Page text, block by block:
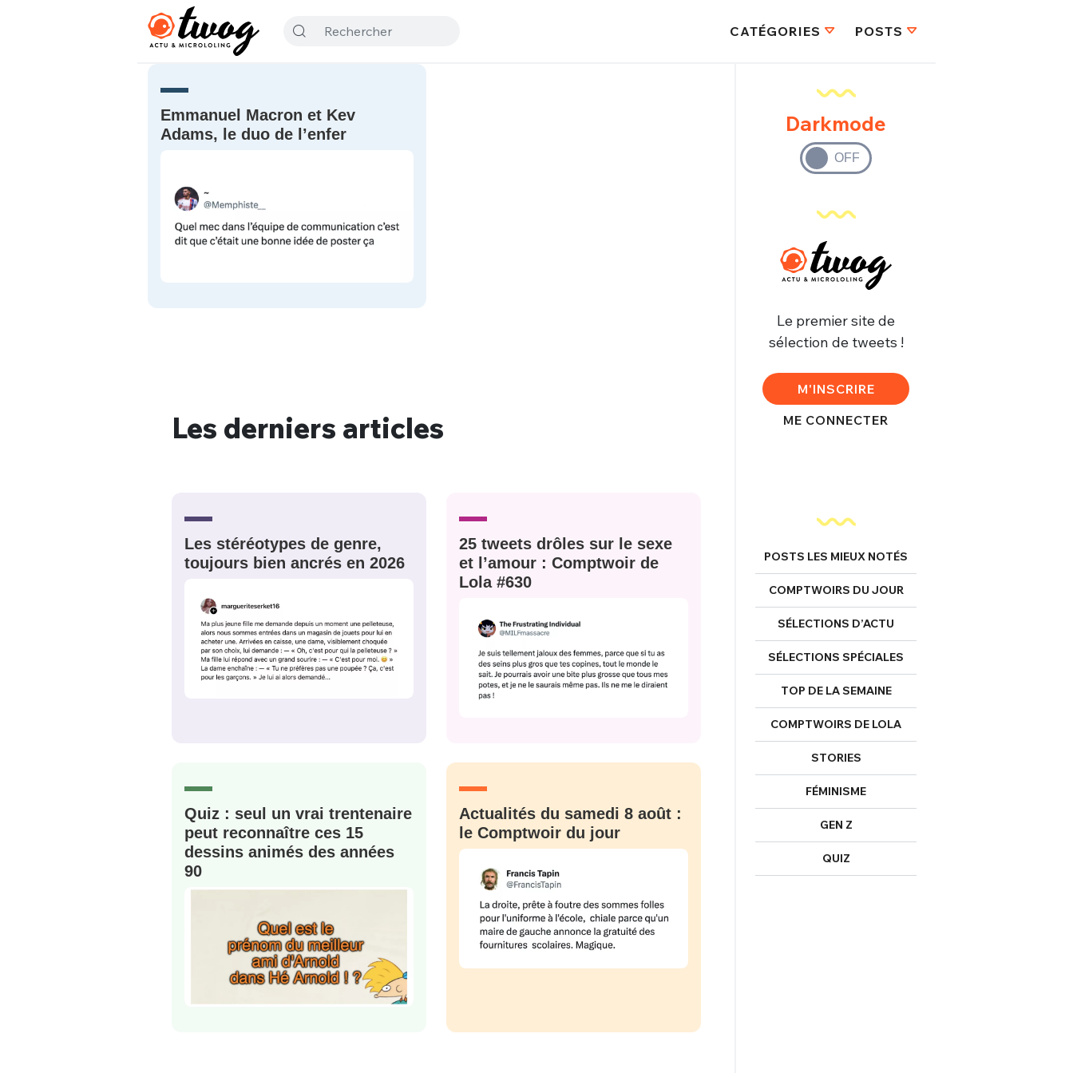
CATÉGORIES POSTS
Emmanuel Macron et Kev
Adams, le duo de l’enfer
Les derniers articles
Les stéréotypes de genre,
toujours bien ancrés en 2026
25 tweets drôles sur le sexe
et l’amour : Comptwoir de
Lola #630
Quiz : seul un vrai trentenaire
peut reconnaître ces 15
dessins animés des années
90
Actualités du samedi 8 août :
le Comptwoir du jour
Darkmode
Le premier site de
sélection de tweets !
M'INSCRIRE
ME CONNECTER
POSTS LES MIEUX NOTÉS
COMPTWOIRS DU JOUR
SÉLECTIONS D’ACTU
SÉLECTIONS SPÉCIALES
TOP DE LA SEMAINE
COMPTWOIRS DE LOLA
STORIES
FÉMINISME
GEN Z
QUIZ
FERMER
PSEUDO*
EMAIL
PASSWORD*
PSEUDO
Mot de passe perdu ?
FERMER
VOTRE PARTICIPATION
Que souhaitez-vous proposer ?
Quelques
tweets
Ma propre
sélection
ME CONNECTER
Un Thread
C'EST PARTI